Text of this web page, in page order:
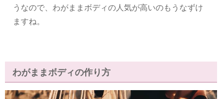
うなので、わがままボディの人気が高いのもうなずけ
ますね。
わがままボディの作り方